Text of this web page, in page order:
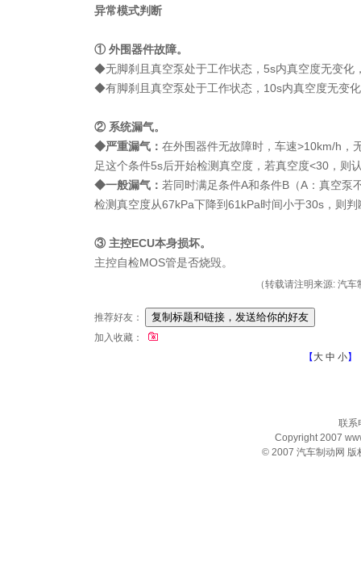
异常模式判断
① 外围器件故障。
◆无脚刹且真空泵处于工作状态，5s内真空度无变化
◆有脚刹且真空泵处于工作状态，10s内真空度无变
② 系统漏气。
◆严重漏气： 在外围器件无故障时，车速>10km/h，
足这个条件5s后开始检测真空度，若真空度<30，则
◆一般漏气： 若同时满足条件A和条件B（A：真空泵
检测真空度从67kPa下降到61kPa时间小于30s，则
③ 主控ECU本身损坏。
主控自检MOS管是否烧毁。
（转载请注明来源: 汽
推荐好友：
加入收藏：
【 大 中 小】
联系
Copyright 2007
© 2007 汽车制动网 版